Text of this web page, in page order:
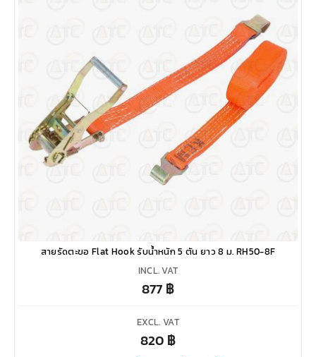
สายรัดตะขอ Flat Hook รับน้ำหนัก 5 ตัน ยาว 8 ม. RH50-8F
INCL. VAT
877 ฿
EXCL. VAT
820 ฿